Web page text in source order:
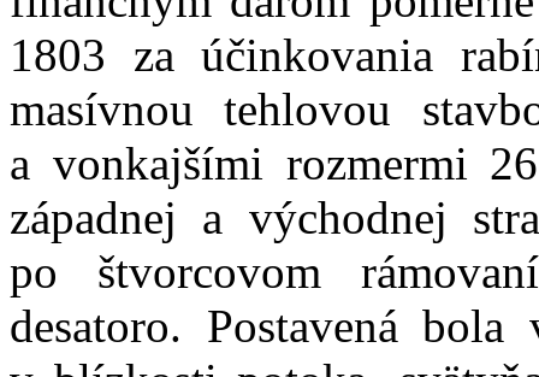
1803 za účinkovania
masívnou tehlovou
a vonkajšími rozmermi
západnej a východnej
po štvorcovom
desatoro. Postavená